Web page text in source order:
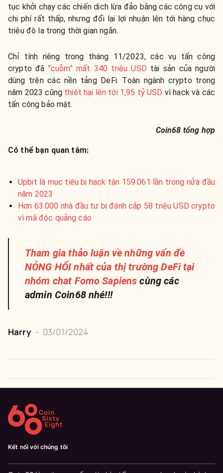
tục khởi chạy các chiến dịch lừa đảo bằng các công cụ với
chi phí rất thấp, nhưng đổi lại lợi nhuận lên tới hàng chục
triệu đô la trong thời gian ngắn.
Chỉ tính riêng trong tháng 11/2023, các vụ tấn công
crypto đã "cuỗm" mất 340 triệu USD tài sản của người
dùng trên các nền tảng DeFi. Toàn ngành crypto trong
năm 2023 cũng thiệt hại lên tới 1,95 tỷ USD vì hack và các
tấn công bảo mật.
Coin68 tổng hợp
Có thể bạn quan tâm:
Upbit là mục tiêu bị hack tận 159.061 lần trong nửa đầu
năm 2023
Hơn 63.000 nhà đầu tư bị đánh cắp 58 triệu USD crypto
vì mã độc quảng cáo
Tham gia thảo luận về những vấn đề
NÓNG HỔI nhất của thị trường DeFi tại
nhóm chat Fomo Sapiens cùng các
admin Coin68 nhé!!!
Harry - 03/01/2024
Kết nối với chúng tôi